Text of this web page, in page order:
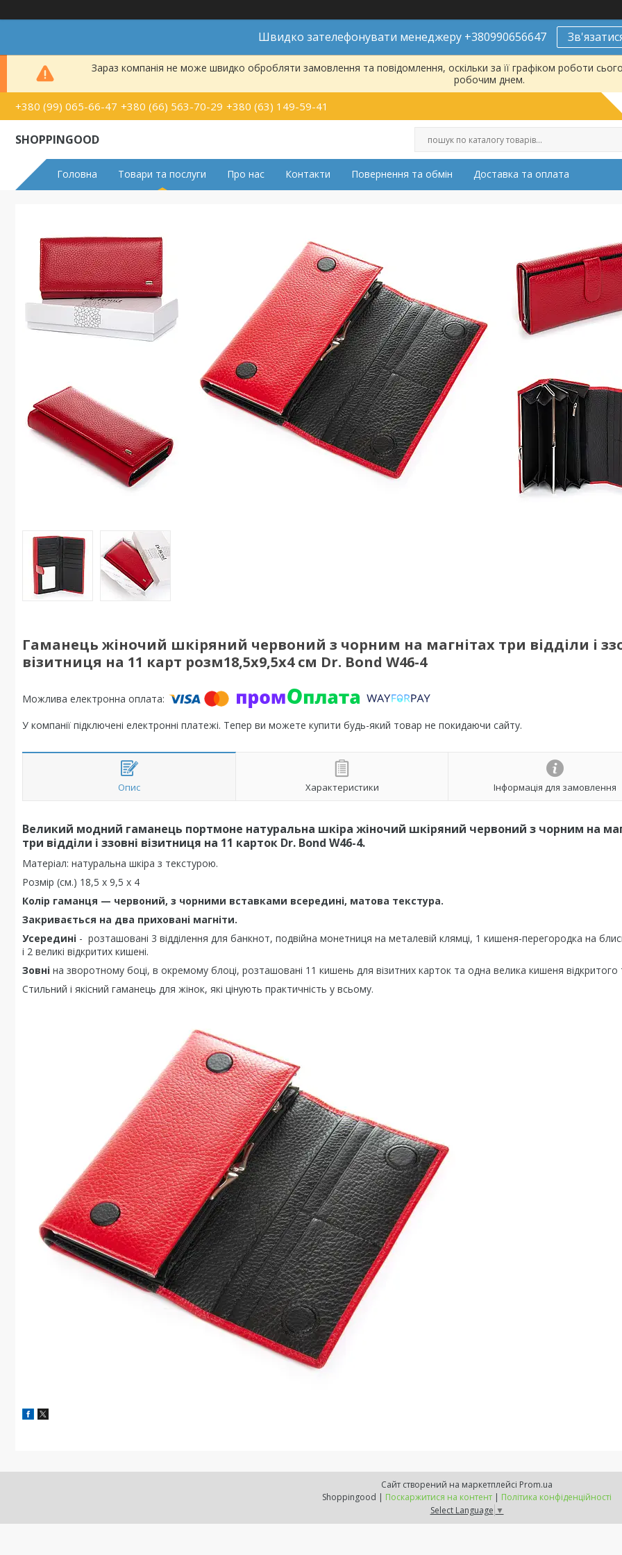
Швидко зателефонувати менеджеру +380990656647
Зараз компанія не може швидко обробляти замовлення та повідомлення, оскільки за її графіком роботи
робочим днем.
+380 (99) 065-66-47 +380 (66) 563-70-29 +380 (63) 149-59-41
SHOPPINGOOD
Головна Товари та послуги Про нас Контакти Повернення та обмін Доставка та оплата
Гаманець жіночий шкіряний червоний з чорним на магнітах три відділи і
візитниця на 11 карт розм18,5х9,5х4 см Dr. Bond W46-4
У компанії підключені електронні платежі. Тепер ви можете купити будь-який товар не покидаючи сайту.
Опис Характеристики Інформація для замовлення
Великий модний гаманець портмоне натуральна шкіра жіночий шкіряний червоний з чорним на
три відділи і ззовні візитниця на 11 карток Dr. Bond W46-4.
Матеріал: натуральна шкіра з текстурою.
Розмір (см.) 18,5 х 9,5 х 4
Колір гаманця — червоний, з чорними вставками всередині, матова текстура.
Закривається на два приховані магніти.
Усередині - розташовані 3 відділення для банкнот, подвійна монетниця на металевій клямці, 1 кишеня-перегородка на
і 2 великі відкритих кишені.
Зовні на зворотному боці, в окремому блоці, розташовані 11 кишень для візитних карток та одна велика кишеня відкритого
Стильний і якісний гаманець для жінок, які цінують практичність у всьому.
Сайт створений на маркетплейсі Prom.ua
Shoppingood | Поскаржитися на контент | Політика конфіденційності
Select Language ▼